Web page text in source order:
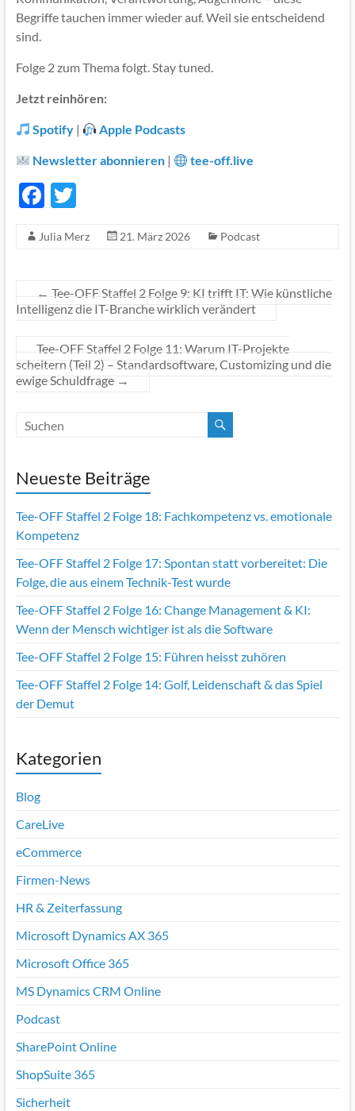
Begriffe tauchen immer wieder auf. Weil sie entscheidend
sind.
Folge 2 zum Thema folgt. Stay tuned.
Jetzt reinhören:
Spotify| Apple Podcasts
Newsletter abonnieren| tee-off.live
F
e
o
o
k
T
itt
Julia Merz 21. März 2026 Podcast
← Tee-OFF Staffel 2 Folge 9: KI trifft IT: Wie künstliche
Intelligenz die IT-Branche wirklich verändert
Tee-OFF Staffel 2 Folge 11: Warum IT-Projekte
scheitern (Teil 2) – Standardsoftware, Customizing und die
ewige Schuldfrage →
Neueste Beiträge
Tee-OFF Staffel 2 Folge 18: Fachkompetenz vs. emotionale
Kompetenz
Tee-OFF Staffel 2 Folge 17: Spontan statt vorbereitet: Die
Folge, die aus einem Technik-Test wurde
Tee-OFF Staffel 2 Folge 16: Change Management & KI:
Wenn der Mensch wichtiger ist als die Software
Tee-OFF Staffel 2 Folge 15: Führen heisst zuhören
Tee-OFF Staffel 2 Folge 14: Golf, Leidenschaft & das Spiel
der Demut
Kategorien
Blog
CareLive
eCommerce
Firmen-News
HR & Zeiterfassung
Microsoft Dynamics AX 365
Microsoft Office 365
MS Dynamics CRM Online
Podcast
SharePoint Online
ShopSuite 365
Sicherheit